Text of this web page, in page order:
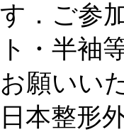
す．ご参
ト・半袖
お願いい
日本整形